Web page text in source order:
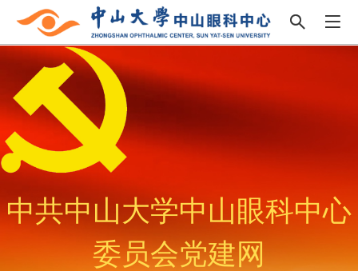
中共中山大学中山眼科中心
委员会党建网